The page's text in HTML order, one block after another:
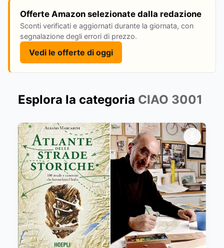
Offerte Amazon selezionate dalla redazione
Sconti verificati e aggiornati durante la giornata, con
segnalazione degli errori di prezzo.
Vedi le offerte di oggi
Esplora la categoria CIAO 3001